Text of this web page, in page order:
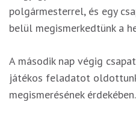
polgármesterrel, és egy
belül megismerkedtünk a
A második nap végig
játékos feladatot
megismerésének érdekében.